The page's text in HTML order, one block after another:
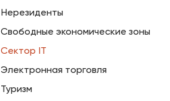
Нерезиденты
Свободные экономические зоны
Сектор IT
Электронная торговля
Туризм